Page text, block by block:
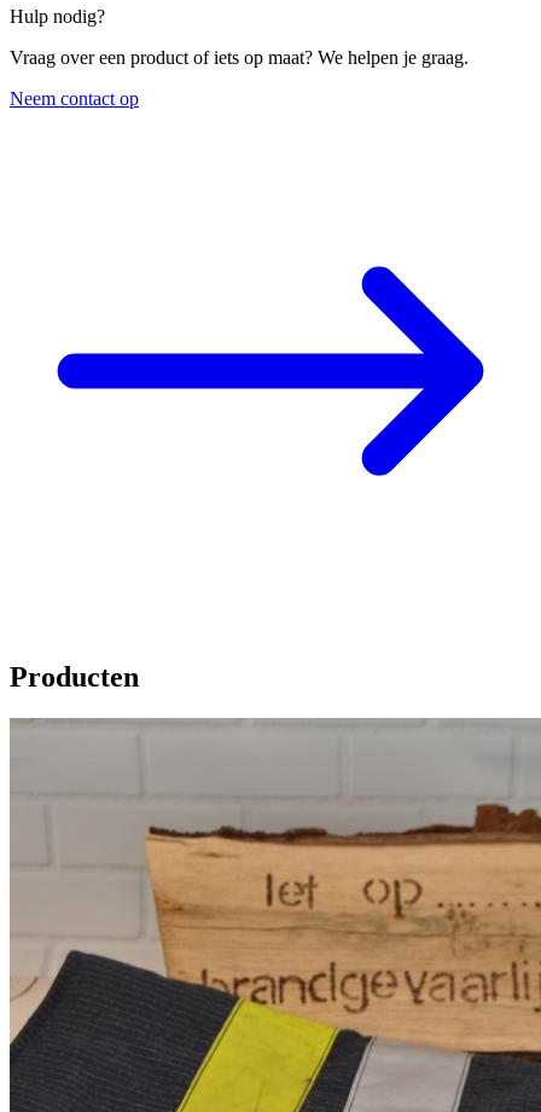
Hulp nodig?
Vraag over een product of iets op maat? We helpen je graag.
Neem contact op
Producten